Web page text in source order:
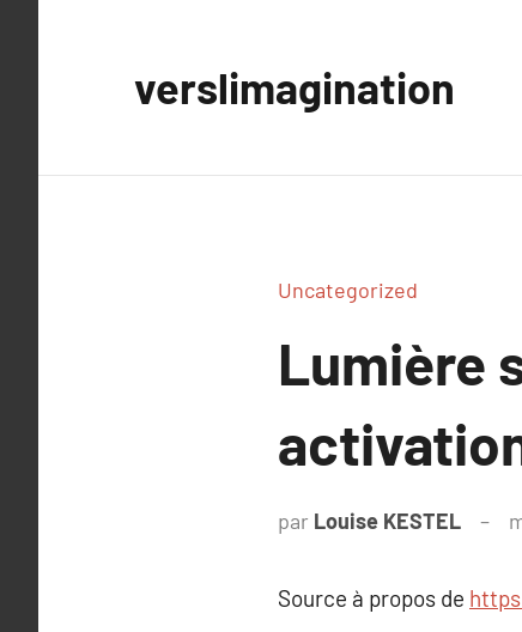
verslimagination
Uncategorized
Lumière
par Louise KESTEL
Source à propos de